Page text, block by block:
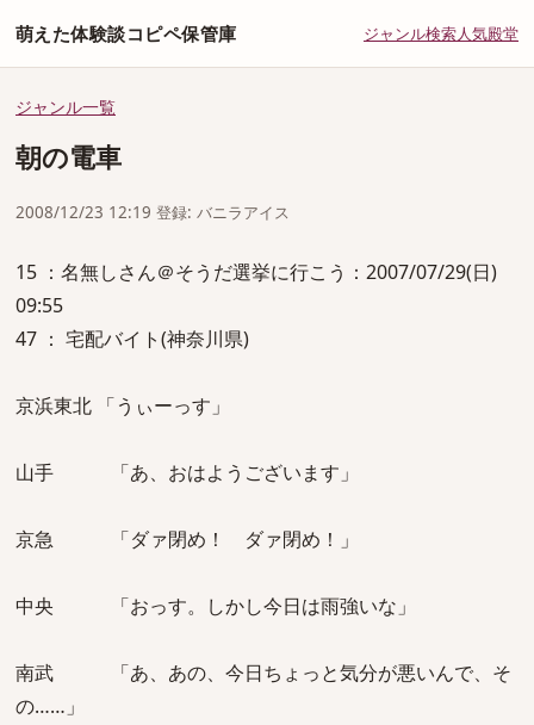
萌えた体験談コピペ保管庫 ジャンル検索人気殿堂
ジャンル一覧
朝の電車
2008/12/23 12:19 登録: バニラアイス
15 ：名無しさん＠そうだ選挙に行こう：2007/07/29(日)
09:55
47 ： 宅配バイト(神奈川県)
京浜東北 「うぃーっす」
山手 「あ、おはようございます」
京急 「ダァ閉め！ ダァ閉め！」
中央 「おっす。しかし今日は雨強いな」
南武 「あ、あの、今日ちょっと気分が悪いんで、そ
の……」